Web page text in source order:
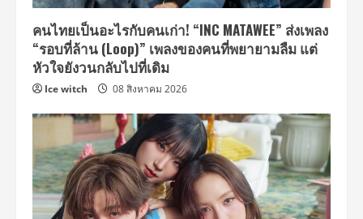
คนไทยเป็นอะไรกับคนเก่า! “INC MATAWEE” ส่งเพลง
“รอบที่ล้าน (Loop)” เพลงของคนที่พยายามลืม แต่
หัวใจยังวนกลับไปที่เดิม
Ice witch 08 สิงหาคม 2026